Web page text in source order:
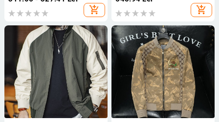
add_shopping_cart
mai multe buzunare, căptușeală
groasă
add_shopping_cart